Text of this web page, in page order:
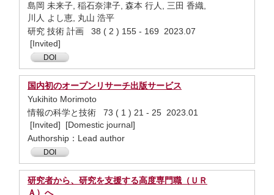
島岡 未来子, 稲石奈津子, 森本 行人, 三田 香織,
川人 よし恵, 丸山 浩平
研究 技術 計画 38 ( 2 ) 155 - 169 2023.07
[Invited]
DOI
国内初のオープンリサーチ出版サービス
Yukihito Morimoto
情報の科学と技術 73 ( 1 ) 21 - 25 2023.01
[Invited] [Domestic journal]
Authorship：Lead author
DOI
研究者から、研究を支援する高度専門職（ＵＲ
Ａ）へ